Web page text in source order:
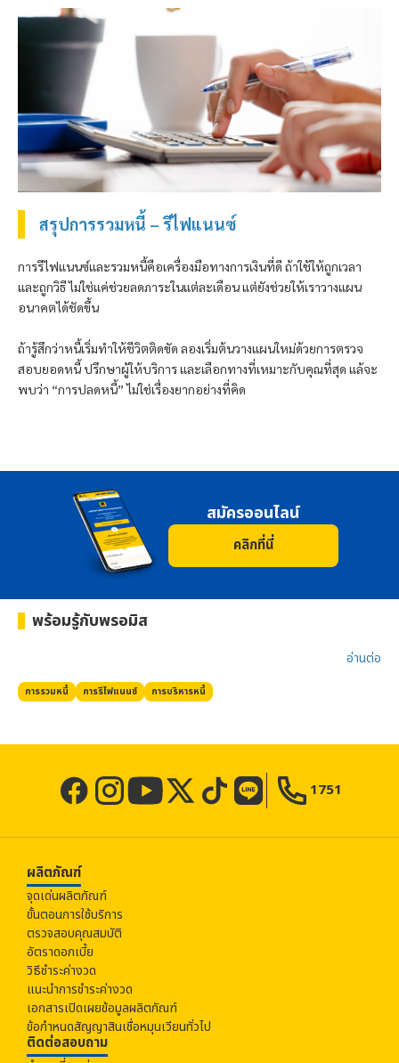
สรุปการรวมหนี้ – รีไฟแนนซ์
การรีไฟแนนซ์และรวมหนี้คือเครื่องมือทางการเงินที่ดี ถ้าใช้ให้ถูกเวลา
และถูกวิธี ไม่ใช่แค่ช่วยลดภาระในแต่ละเดือน แต่ยังช่วยให้เราวางแผน
อนาคตได้ชัดขึ้น
ถ้ารู้สึกว่าหนี้เริ่มทำให้ชีวิตติดขัด ลองเริ่มต้นวางแผนใหม่ด้วยการตรวจ
สอบยอดหนี้ ปรึกษาผู้ให้บริการ และเลือกทางที่เหมาะกับคุณที่สุด แล้จะ
พบว่า “การปลดหนี้” ไม่ใช่เรื่องยากอย่างที่คิด
สมัครออนไลน์
คลิกที่นี่
พร้อมรู้กับพรอมิส
การรวมหนี้ การรีไฟแนนซ์ การบริหารหนี้
อ่านต่อ​
1751
ผลิตภัณฑ์
จุดเด่นผลิตภัณฑ์
ขั้นตอนการใช้บริการ
ตรวจสอบคุณสมบัติ
อัตราดอกเบี้ย
วิธีชำระค่างวด
แนะนำการชำระค่างวด
เอกสารเปิดเผยข้อมูลผลิตภัณฑ์
ข้อกำหนดสัญญาสินเชื่อหมุนเวียนทั่วไป
ติดต่อสอบถาม